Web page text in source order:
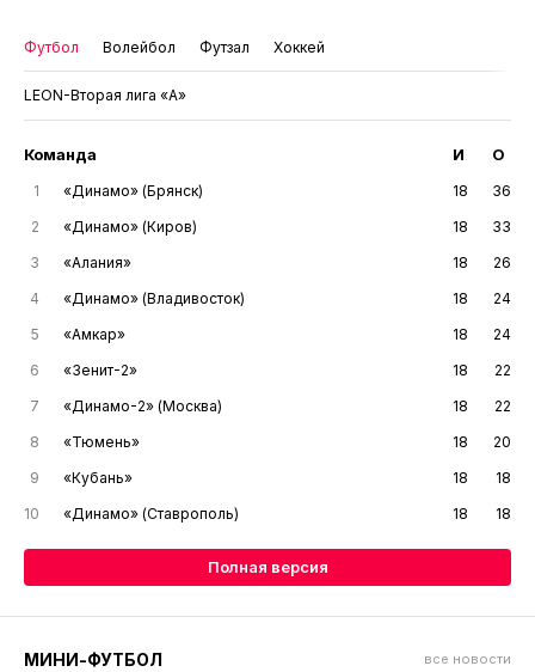
Футбол Волейбол Футзал Хоккей
LEON-Вторая лига «А»
Команда И О
1 «Динамо» (Брянск) 18
36
2
«Динамо» (Киров) 18
33
3
«Алания» 18
26
4
«Динамо» (Владивосток) 18
24
5
«Амкар» 18
24
6
«Зенит-2» 18
22
7
«Динамо-2» (Москва) 18
22
8
«Тюмень» 18
20
9
«Кубань» 18
18
10
«Динамо» (Ставрополь) 18 18
Полная версия
МИНИ-ФУТБОЛ все новости